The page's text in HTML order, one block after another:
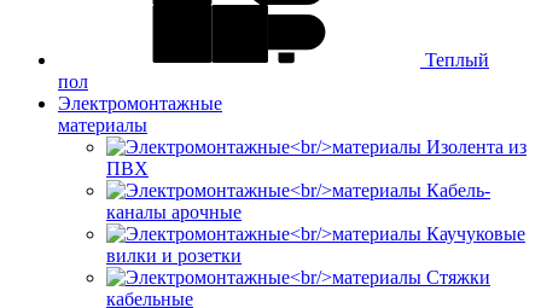
Теплый
пол
Электромонтажные
материалы
Изолента из
ПВХ
Кабель-
каналы арочные
Каучуковые
вилки и розетки
Стяжки
кабельные